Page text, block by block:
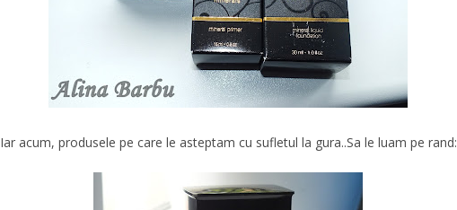
Iar acum, produsele pe care le asteptam cu sufletul la gura..Sa le luam pe rand: